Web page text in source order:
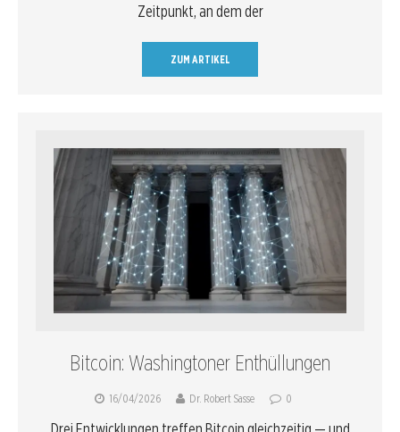
Zeitpunkt, an dem der
ZUM ARTIKEL
Bitcoin: Washingtoner Enthüllungen
16/04/2026 Dr. Robert Sasse 0